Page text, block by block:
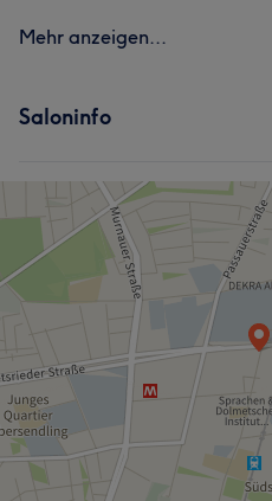
Mehr anzeigen...
Saloninfo